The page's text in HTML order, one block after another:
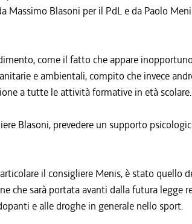
Massimo Blasoni per il PdL e da Paolo
come il fatto che appare
e ambientali, compito che invece
a tutte le attività formative in età scolare.
Blasoni, prevedere un supporto
il consigliere Menis, è stato quello
che sarà portata avanti dalla futura legge
e alle droghe in generale nello sport.